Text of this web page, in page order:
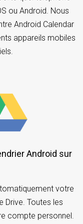
ou Android. Nous
Android Calendar
appareils mobiles
votre
Drive. Toutes les
compte personnel.